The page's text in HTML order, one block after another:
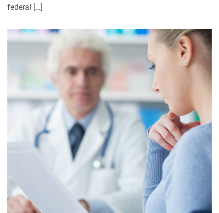
federal […]